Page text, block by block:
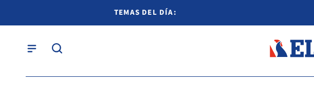
TEMAS DEL DÍA: